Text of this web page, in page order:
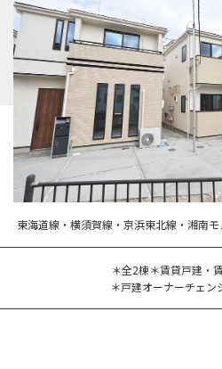
東海道線・横須賀線・京浜東北線・湘
＊全2棟＊賃貸戸建・
＊戸建オーナーチェン